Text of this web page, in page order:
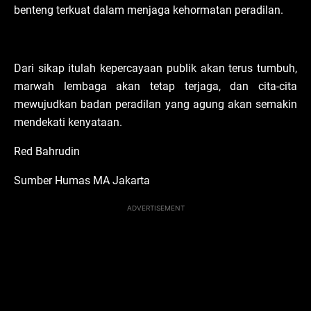
benteng terkuat dalam menjaga kehormatan peradilan.
Dari sikap itulah kepercayaan publik akan terus tumbuh,
marwah lembaga akan tetap terjaga, dan cita-cita
mewujudkan badan peradilan yang agung akan semakin
mendekati kenyataan.
Red Bahrudin
Sumber Humas MA Jakarta
ADVERTISEMENT